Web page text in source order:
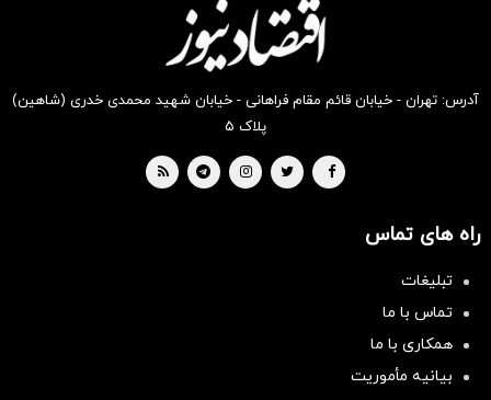
بخر !
بخر !
آدرس: تهران - خیابان قائم مقام فراهانی - خیابان شهید محمدی خدری (شاهین)
پلاک ۵
راه های تماس
تبلیغات
تماس با ما
همکاری با ما
بیانیه مأموریت